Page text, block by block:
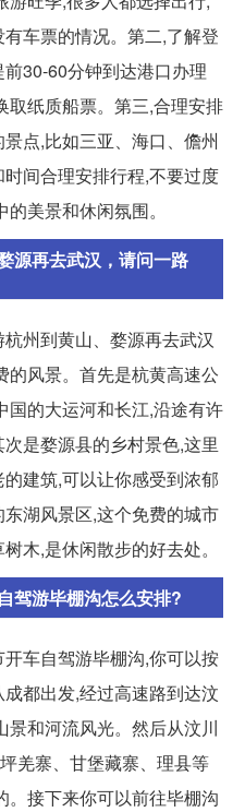
车票的情况。第二,了解登
30-60分钟到达港口办理
取纸质船票。第三,合理安排
点,比如三亚、海口、儋州
间合理安排行程,不要过度
美景和休闲氛围。
源再去武汉，请问一路
州到黄山、婺源再去武汉
的风景。首先是杭黄高速公
国的大运河和长江,沿途有许
是婺源县的乡村景色,这里
建筑,可以让你感受到浓郁
湖风景区,这个免费的城市
木,是休闲散步的好去处。
驾游毕棚沟怎么安排?
车自驾游毕棚沟,你可以按
都出发,经过高速路到达汶
景和河流风光。然后从汶川
羌寨、甘堡藏寨、理县等
。接下来你可以前往毕棚沟